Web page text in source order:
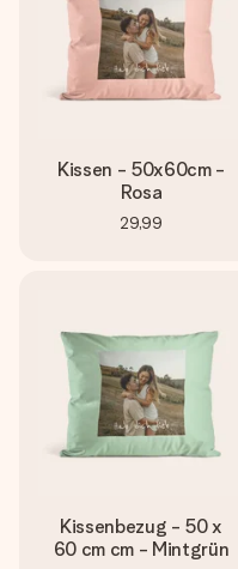
Kissen - 50x60cm -
Rosa
29,99
Kissenbezug - 50 x
60 cm cm - Mintgrün